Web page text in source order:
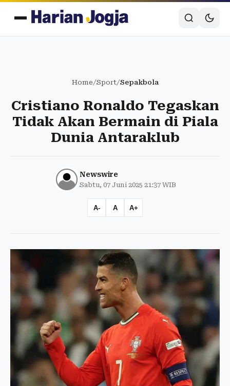
Home/Sport/Sepakbola
Cristiano Ronaldo Tegaskan
Tidak Akan Bermain di Piala
Dunia Antaraklub
Newswire
Sabtu, 07 Juni 2025 21:37 WIB
A- A A+